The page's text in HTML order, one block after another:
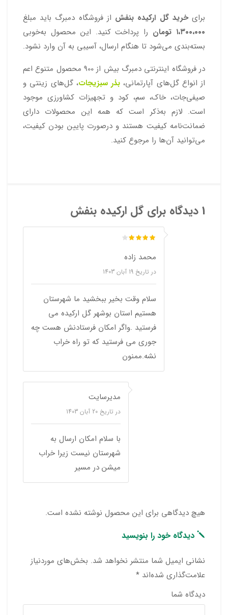
برایخرید گل ارکیده بنفش از فروشگاه دمبرگ باید مبلغ
۱،۳۰۰،۰۰۰ تومان
را پرداخت کنید. این محصول به‌خوبی
بسته‌بندی می‌شود تا هنگام ارسال، آسیبی به آن وارد نشود.
در فروشگاه اینترنتی دمبرگ بیش از 900 محصول متنوع اعم
از انواع گل‌های آپارتمانی، بذر سبزیجات، گل‌های زینتی و
صیفی‌جات، خاک، سم، کود و تجهیزات کشاورزی موجود
است. لازم به‌ذکر است که همه این محصولات دارای
ضمانت‌نامه کیفیت هستند و درصورت پایین بودن کیفیت،
می‌توانید آن‌ها را مرجوع کنید.
1 دیدگاه برای گل ارکیده بنفش
محمد زاده
در تاریخ 19 آبان 1403
سلام وقت بخیر ببخشید ما شهرستان
هستیم استان بوشهر گل ارکیده می
فرستید .واگر امکان فرستادنش هست چه
جوری می فرستید که تو راه خراب
نشه.ممنون
مدیرسایت
در تاریخ 20 آبان 1403
با سلام امکان ارسال به
شهرستان نیست زیرا خراب
میشن در مسیر
هیچ دیدگاهی برای این محصول نوشته نشده است.
دیدگاه خود را بنویسید
نشانی ایمیل شما منتشر نخواهد شد. بخش‌های موردنیاز
علامت‌گذاری شده‌اند *
دیدگاه شما